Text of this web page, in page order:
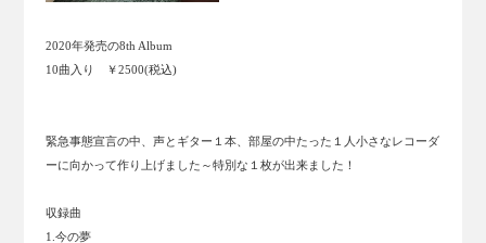
2020年発売の8th Album
10曲入り ￥2500(税込)
緊急事態宣言の中、声とギター１本、部屋の中たった１人小さなレコーダ
ーに向かって作り上げました～特別な１枚が出来ました！
収録曲
1.今の夢